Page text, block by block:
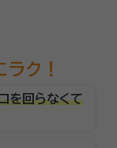
ク！
を回らなくて